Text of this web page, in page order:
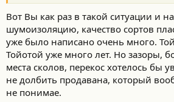
Вот Вы как раз в такой ситуации и
шумоизоляцию, качество сортов
уже было написано очень много.
Тойотой уже много лет. Но зазоры,
места сколов, перекос хотелось бы
не долбить продавана, который
не понимае.